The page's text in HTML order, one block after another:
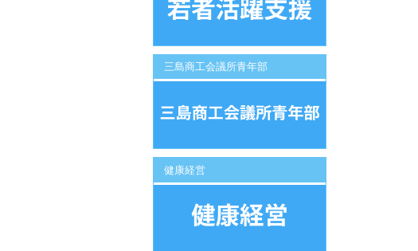
三島商工会議所青年部
健康経営